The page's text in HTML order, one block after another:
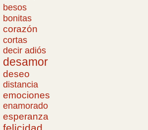
besos
bonitas
corazón
cortas
decir adiós
desamor
deseo
distancia
emociones
enamorado
esperanza